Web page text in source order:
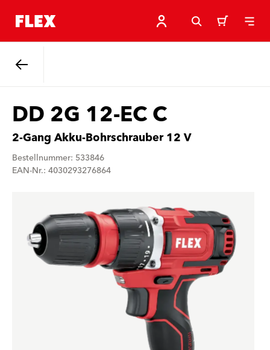
DD 2G 12-EC C
2-Gang Akku-Bohrschrauber 12 V
Bestellnummer: 533846
EAN-Nr.: 4030293276864